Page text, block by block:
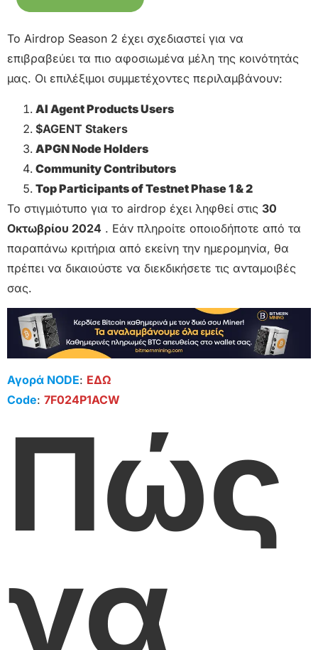
Το Airdrop Season 2 έχει σχεδιαστεί για να
επιβραβεύει τα πιο αφοσιωμένα μέλη της κοινότητάς
μας. Οι επιλέξιμοι συμμετέχοντες περιλαμβάνουν:
AI Agent Products Users
$AGENT Stakers
APGN Node Holders
Community Contributors
Top Participants of Testnet Phase 1 & 2
Το στιγμιότυπο για τo airdrop έχει ληφθεί στις 30
Οκτωβρίου 2024 . Εάν πληροίτε οποιοδήποτε από τα
παραπάνω κριτήρια από εκείνη την ημερομηνία, θα
πρέπει να δικαιούστε να διεκδικήσετε τις ανταμοιβές
σας.
Αγορά NODE: ΕΔΩ
Code: 7F024P1ACW
Πώς
να